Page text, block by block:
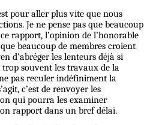
pour aller plus vite que nous
Je ne pense pas que beaucoup
rapport, l’opinion de l’honorable
beaucoup de membres croient
d’abréger les lenteurs déjà si
souvent les travaux de la
pas reculer indéfiniment la
c’est de renvoyer les
qui pourra les examiner
rapport dans un bref délai.